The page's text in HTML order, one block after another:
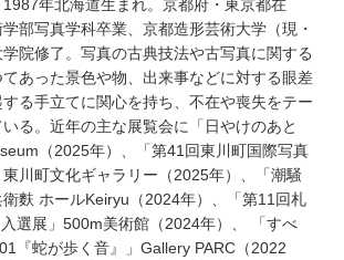
年北海道生まれ。京都府・東京都在
部写真学科卒業、京都造形芸術大学（現・
院修了。写真の古典技法や古写真に関する
あった景色や物、出来事などに対する眼差
る手立てに関心を持ち、不在や喪失をテー
る。近年の主な展覧会に「日やけのあと
（2025年）、「第41回東川町国際写真
川町文化ギャラリー（2025年）、「潮騒
麩 ホールKeiryu（2024年）、「第11回札
選展」500m美術館（2024年）、 「すべ
『蛇が歩く音』」Gallery PARC（2022